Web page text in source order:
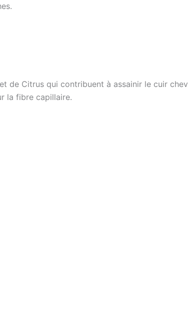
de Citrus qui contribuent à assainir le cuir
la fibre capillaire.